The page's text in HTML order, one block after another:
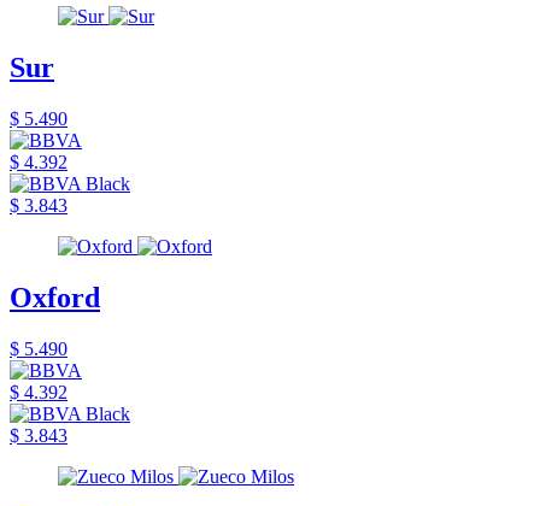
Sur
$ 5.490
$ 4.392
$ 3.843
Oxford
$ 5.490
$ 4.392
$ 3.843